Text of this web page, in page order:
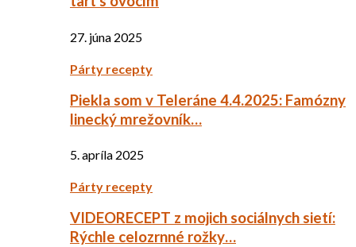
27. júna 2025
Párty recepty
Piekla som v Teleráne 4.4.2025: Famózny
linecký mrežovník…
5. apríla 2025
Párty recepty
VIDEORECEPT z mojich sociálnych sietí:
Rýchle celozrnné rožky…